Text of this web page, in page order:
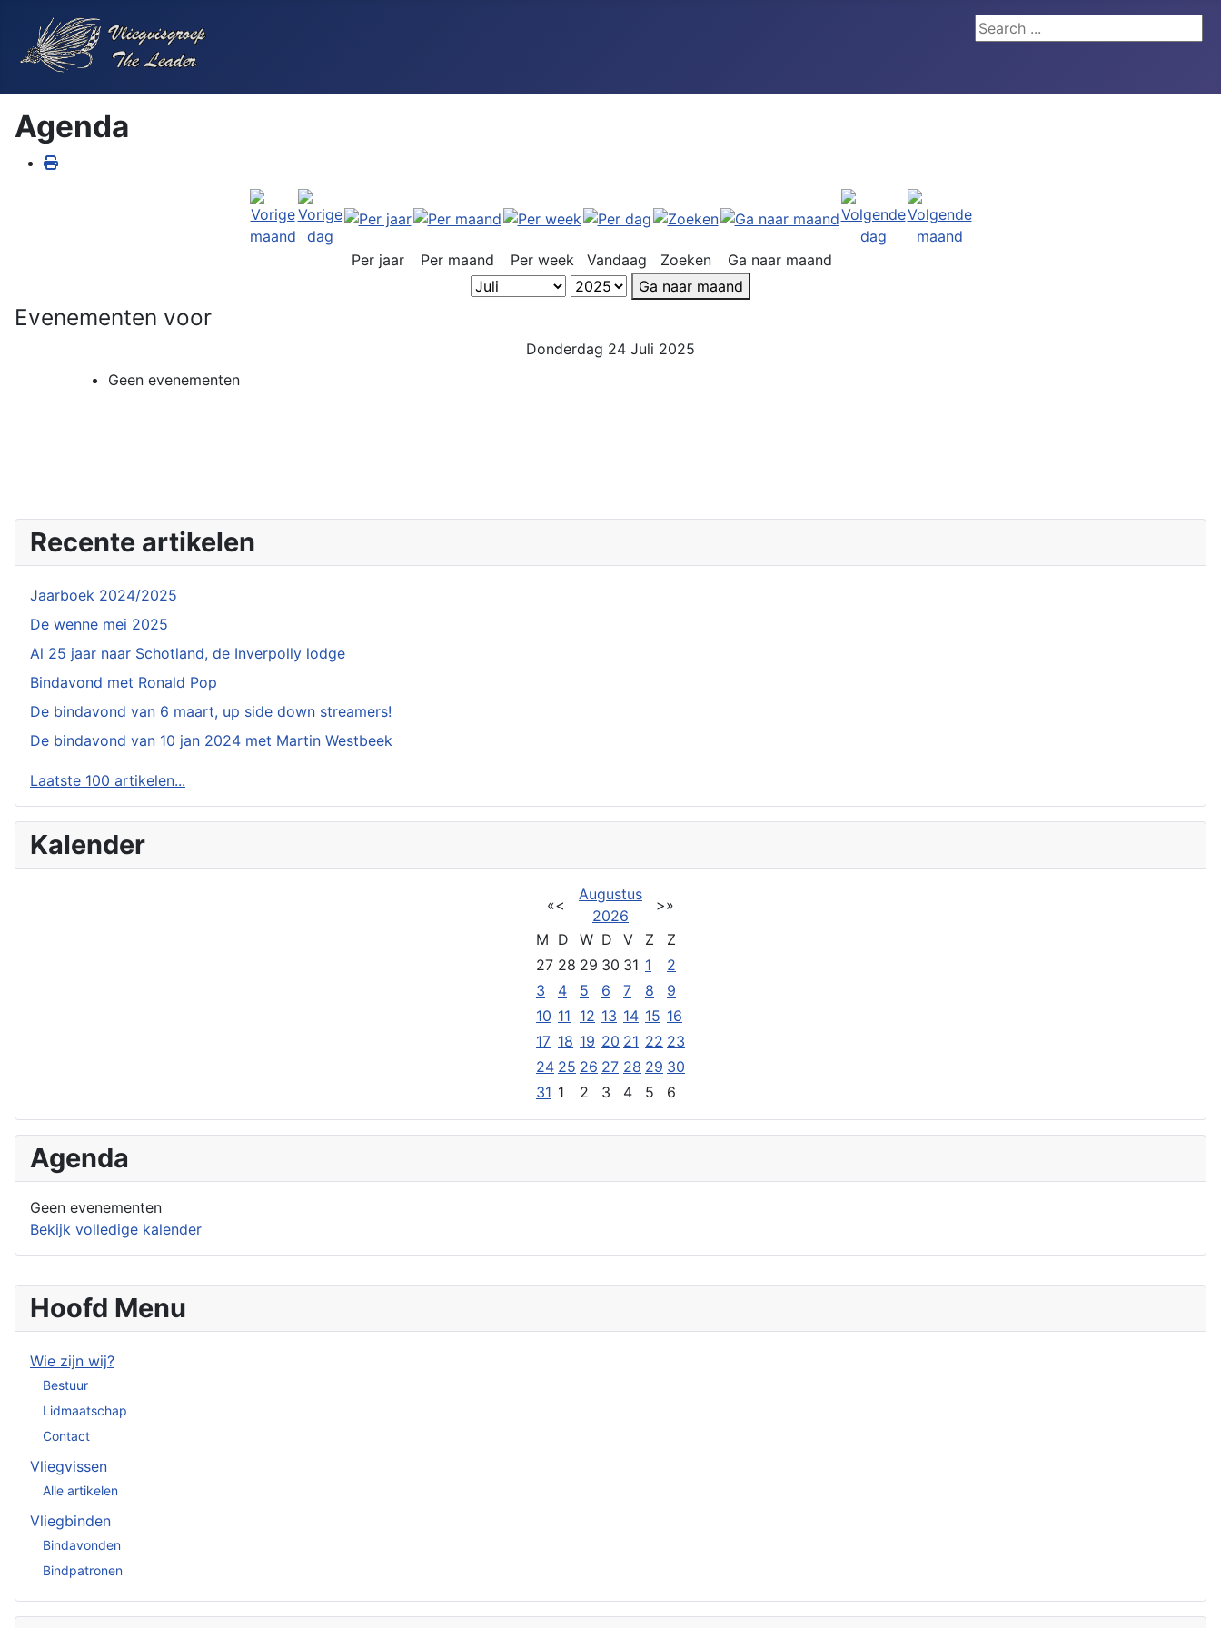
Search ...
Hoofd Menu
Wie zijn wij?
Bestuur
Lidmaatschap
Contact
Vliegvissen
Alle artikelen
Vliegbinden
Bindavonden
Bindpatronen
Agenda
Per jaar Per maand Per week Vandaag Zoeken
Ga naar maand
Ga naar maand
Evenementen voor
Donderdag 24 Juli 2025
Geen evenementen
Recente artikelen
Jaarboek 2024/2025
De wenne mei 2025
Al 25 jaar naar Schotland, de Inverpolly lodge
Bindavond met Ronald Pop
De bindavond van 6 maart, up side down streamers!
De bindavond van 10 jan 2024 met Martin Westbeek
Laatste 100 artikelen...
Kalender
«<
Augustus
2026
>»
M D W D V Z
Z
27 28 29 30 31 1
2
3
4 5 6 7 8
9
10 11 12 13 14 15 16
17 18 19 20 21 22 23
24 25 26 27 28 29 30
31 1 2 3 4 5 6
Agenda
Geen evenementen
Bekijk volledige kalender